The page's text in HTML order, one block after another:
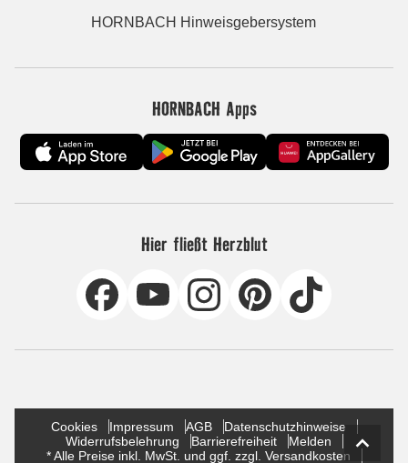
HORNBACH Hinweisgebersystem
HORNBACH Apps
Hier fließt Herzblut
Cookies Impressum AGB
Datenschutzhinweise
Widerrufsbelehrung
Barrierefreiheit
Melden
* Alle Preise inkl. MwSt. und ggf. zzgl. Versandkosten